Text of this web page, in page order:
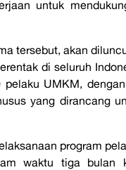
untuk
tersebut, akan
di seluruh
pelaku UMKM,
yang dirancang
program
waktu tiga bulan